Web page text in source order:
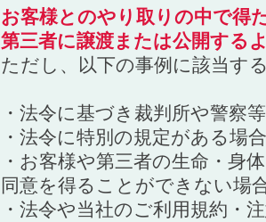
お客様とのやり取りの中で得
第三者に譲渡または公開する
ただし、以下の事例に該当す
・法令に基づき裁判所や警察
・法令に特別の規定がある場合
・お客様や第三者の生命・身
同意を得ることができない場
・法令や当社のご利用規約・